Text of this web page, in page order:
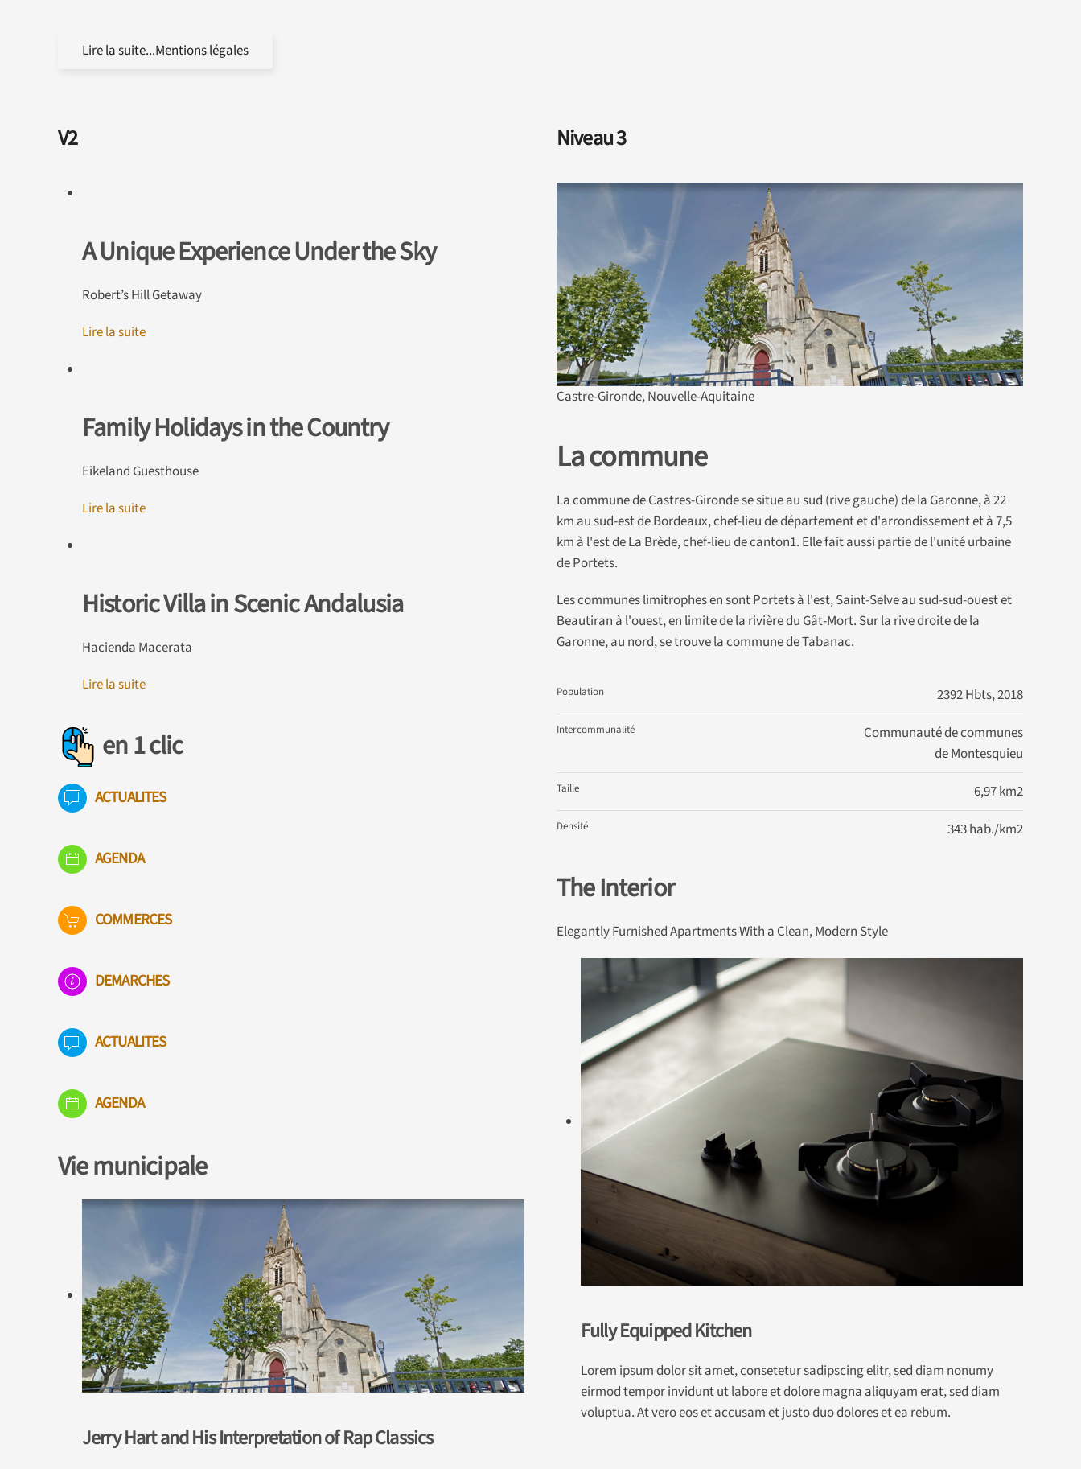
Lire la suite...Mentions légales
V2
A Unique Experience Under the Sky
Robert’s Hill Getaway
Lire la suite
Family Holidays in the Country
Eikeland Guesthouse
Lire la suite
Historic Villa in Scenic Andalusia
Hacienda Macerata
Lire la suite
en 1 clic
ACTUALITES
AGENDA
COMMERCES
DEMARCHES
ACTUALITES
AGENDA
Vie municipale
Jerry Hart and His Interpretation of Rap Classics
Niveau 3
Castre-Gironde, Nouvelle-Aquitaine
La commune
La commune de Castres-Gironde se situe au sud (rive gauche) de la Garonne, à 22
km au sud-est de Bordeaux, chef-lieu de département et d'arrondissement et à 7,5
km à l'est de La Brède, chef-lieu de canton1. Elle fait aussi partie de l'unité urbaine
de Portets.
Les communes limitrophes en sont Portets à l'est, Saint-Selve au sud-sud-ouest et
Beautiran à l'ouest, en limite de la rivière du Gât-Mort. Sur la rive droite de la
Garonne, au nord, se trouve la commune de Tabanac.
Population 2392 Hbts, 2018
Intercommunalité
Communauté de communes
de Montesquieu
Taille 6,97 km2
Densité 343 hab./km2
The Interior
Elegantly Furnished Apartments With a Clean, Modern Style
Fully Equipped Kitchen
Lorem ipsum dolor sit amet, consetetur sadipscing elitr, sed diam nonumy
eirmod tempor invidunt ut labore et dolore magna aliquyam erat, sed diam
voluptua. At vero eos et accusam et justo duo dolores et ea rebum.